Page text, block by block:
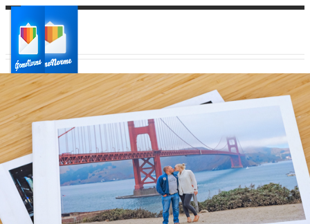
Ваш город:
Ваш регион доставки
Выберите из списка: